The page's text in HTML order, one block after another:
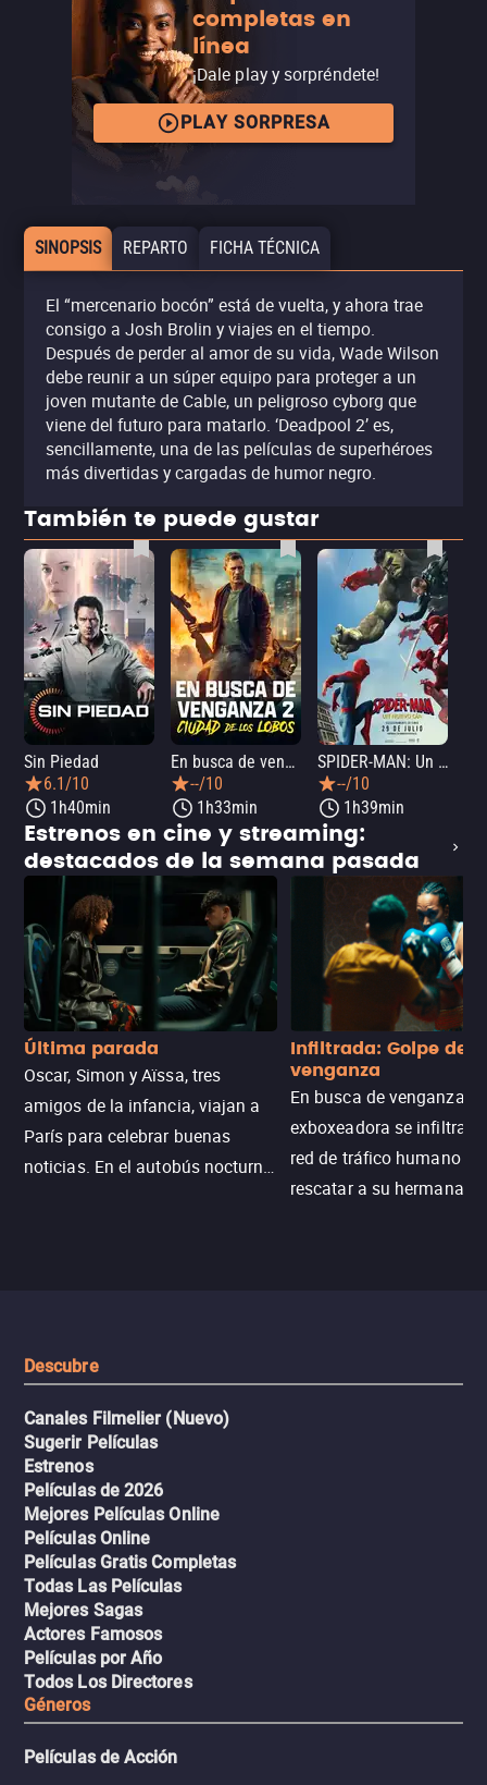
completas en
línea
¡Dale play y sorpréndete!
PLAY SORPRESA
SINOPSIS REPARTO FICHA TÉCNICA
El “mercenario bocón” está de vuelta, y ahora trae
consigo a Josh Brolin y viajes en el tiempo.
Después de perder al amor de su vida, Wade Wilson
debe reunir a un súper equipo para proteger a un
joven mutante de Cable, un peligroso cyborg que
viene del futuro para matarlo. ‘Deadpool 2’ es,
sencillamente, una de las películas de superhéroes
más divertidas y cargadas de humor negro.
También te puede gustar
Sin Piedad
6.1/10
1h40min
En busca de venganza 2: Ciudad de los lobos
--/10
1h33min
SPIDER-MAN: Un nuevo día
--/10
1h39min
Estrenos en cine y streaming:
destacados de la semana pasada
Última parada
Oscar, Simon y Aïssa, tres
amigos de la infancia, viajan a
París para celebrar buenas
noticias. En el autobús nocturno
Infiltrada: Golpe de
venganza
En busca de venganza,
exboxeadora se infiltra
red de tráfico humano
rescatar a su hermana
Descubre
Canales Filmelier (Nuevo)
Sugerir Películas
Estrenos
Películas de 2026
Mejores Películas Online
Películas Online
Películas Gratis Completas
Todas Las Películas
Mejores Sagas
Actores Famosos
Películas por Año
Todos Los Directores
Géneros
Películas de Acción